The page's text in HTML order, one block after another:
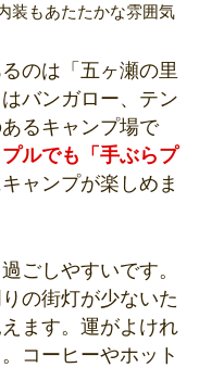
装もあたたかな雰囲気
のは「五ヶ瀬の里
バンガロー、テン
るキャンプ場で
ルでも「手ぶらプ
ャンプが楽しめま
ごしやすいです。
の街灯が少ないた
ます。運がよけれ
コーヒーやホット